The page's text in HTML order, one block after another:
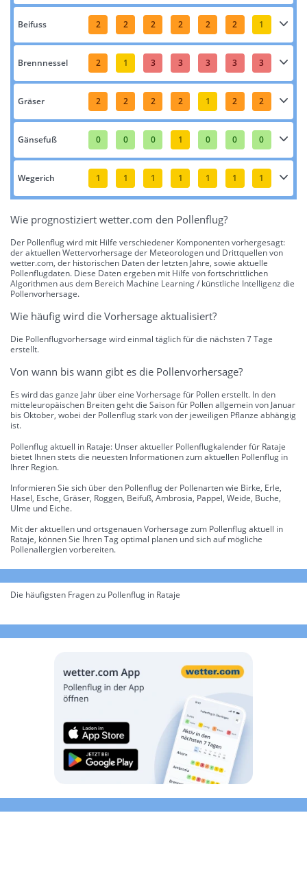
Beifuss 2 2 2 2 2 2 1
Brennnessel 2 1 3 3 3 3 3
Gräser 2 2 2 2 1 2 2
Gänsefuß 0 0 0 1 0 0 0
Wegerich 1 1 1 1 1 1 1
Wie prognostiziert wetter.com den Pollenflug?
Der Pollenflug wird mit Hilfe verschiedener Komponenten vorhergesagt:
der aktuellen Wettervorhersage der Meteorologen und Drittquellen von
wetter.com, der historischen Daten der letzten Jahre, sowie aktuelle
Pollenflugdaten. Diese Daten ergeben mit Hilfe von fortschrittlichen
Algorithmen aus dem Bereich Machine Learning / künstliche Intelligenz die
Pollenvorhersage.
Wie häufig wird die Vorhersage aktualisiert?
Die Pollenflugvorhersage wird einmal täglich für die nächsten 7 Tage
erstellt.
Von wann bis wann gibt es die Pollenvorhersage?
Es wird das ganze Jahr über eine Vorhersage für Pollen erstellt. In den
mitteleuropäischen Breiten geht die Saison für Pollen allgemein von Januar
bis Oktober, wobei der Pollenflug stark von der jeweiligen Pflanze abhängig
ist.
Pollenflug aktuell in Rataje: Unser aktueller Pollenflugkalender für Rataje
bietet Ihnen stets die neuesten Informationen zum aktuellen Pollenflug in
Ihrer Region.
Informieren Sie sich über den Pollenflug der Pollenarten wie Birke, Erle,
Hasel, Esche, Gräser, Roggen, Beifuß, Ambrosia, Pappel, Weide, Buche,
Ulme und Eiche.
Mit der aktuellen und ortsgenauen Vorhersage zum Pollenflug aktuell in
Rataje, können Sie Ihren Tag optimal planen und sich auf mögliche
Pollenallergien vorbereiten.
Die häufigsten Fragen zu Pollenflug in Rataje